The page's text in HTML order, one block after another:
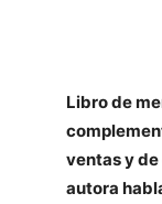
Libro de
ventas y
autora